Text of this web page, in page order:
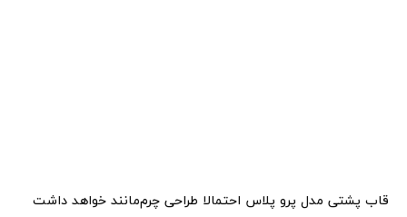
قاب پشتی مدل پرو پلاس احتمالا طراحی چرم‌مانند خواهد داشت